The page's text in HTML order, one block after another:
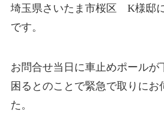
埼玉県さいたま市桜区 K様邸
です。
お問合せ当日に車止めポールが
困るとのことで緊急で取りにお
た。